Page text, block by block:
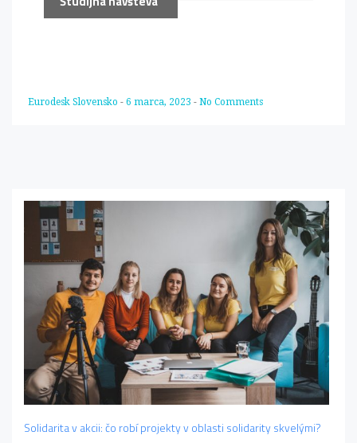
Eurodesk Slovensko - 6 marca, 2023 - No Comments
Solidarita v akcii: čo robí projekty v oblasti solidarity skvelými?